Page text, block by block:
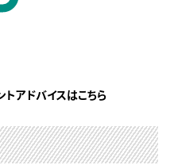
アドバイスはこちら